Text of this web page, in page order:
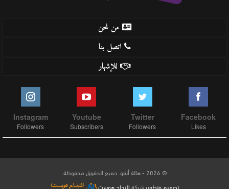
من نحن
اتصل بنا
للإشهار
Facebook
Likes
Twitter
Followers
Youtube
Subscribers
Instagram
Followers
© 2026 - هالة أنفو. جميع الحقوق محفوظة.
تصميم وتطويرشركةالنجاح هوست